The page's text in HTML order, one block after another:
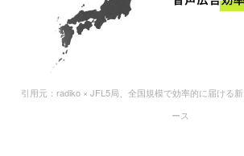
引用元：radiko × JFL5局、全国規模で効率的に届ける
ース